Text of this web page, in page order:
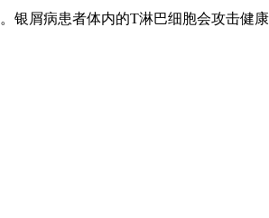
银屑病患者体内的T淋巴细胞会攻击健